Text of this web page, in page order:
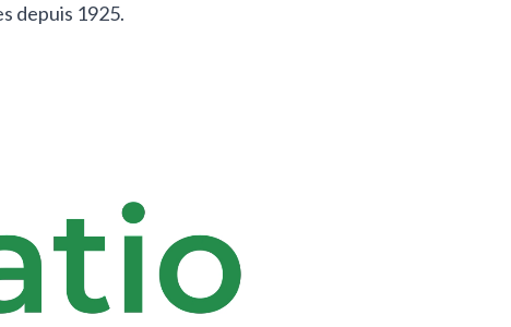
depuis 1925.